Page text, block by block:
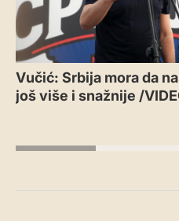
Vučić: Srbija mora da
još više i snažnije /